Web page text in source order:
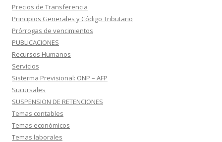
Precios de Transferencia
Principios Generales y Código Tributario
Prórrogas de vencimientos
PUBLICACIONES
Recursos Humanos
Servicios
Sisterma Previsional: ONP – AFP
Sucursales
SUSPENSION DE RETENCIONES
Temas contables
Temas económicos
Temas laborales